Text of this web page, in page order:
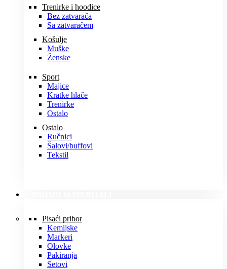
Trenirke i hoodice
Bez zatvarača
Sa zatvaračem
Košulje
Muške
Ženske
Sport
Majice
Kratke hlače
Trenirke
Ostalo
Ostalo
Ručnici
Šalovi/buffovi
Tekstil
Pisaći pribor
Kemijske
Markeri
Olovke
Pakiranja
Setovi